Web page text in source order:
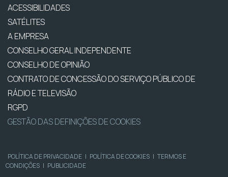
ACESSIBILIDADES
SATÉLITES
A EMPRESA
CONSELHO GERAL INDEPENDENTE
CONSELHO DE OPINIÃO
CONTRATO DE CONCESSÃO DO SERVIÇO PÚBLICO DE
RÁDIO E TELEVISÃO
RGPD
GESTÃO DAS DEFINIÇÕES DE COOKIES
POLÍTICA DE PRIVACIDADE | POLÍTICA DE COOKIES | TERMOS E
CONDIÇÕES | PUBLICIDADE